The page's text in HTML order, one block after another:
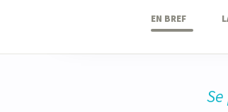
EN BREF